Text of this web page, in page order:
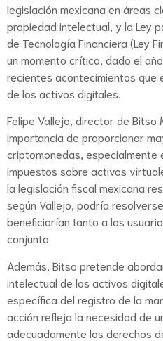
legislación mexicana en áreas
propiedad intelectual, y la Ley
de Tecnología Financiera (Ley
un momento crítico, dado el
recientes acontecimientos que
de los activos digitales.
Felipe Vallejo, director de Bitso
importancia de proporcionar
criptomonedas, especialmente
impuestos sobre activos
la legislación fiscal mexicana
según Vallejo, podría
beneficiarían tanto a los
conjunto.
Además, Bitso pretende
intelectual de los activos
específica del registro de la
acción refleja la necesidad de
adecuadamente los derechos